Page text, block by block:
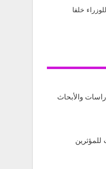
خلفا
والأبحاث
للمؤثرين